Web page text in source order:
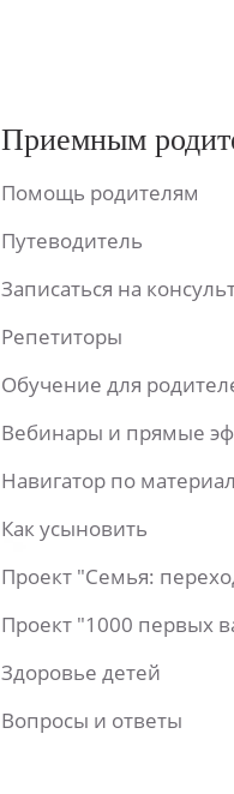
Приемным
Помощь родителям
Путеводитель
Записаться на
Репетиторы
Обучение для
Вебинары и прямые
Навигатор по
Как усыновить
Проект "Семья:
Проект "1000 первых
Здоровье детей
Вопросы и ответы